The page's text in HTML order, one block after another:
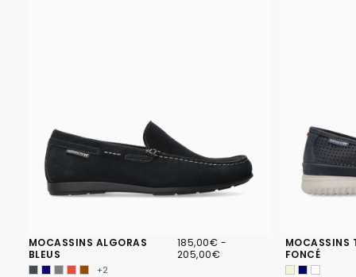
MOCASSINS ALGORAS
BLEUS
185,00€
PRIX
MINIMUM
185,00€ -
205,00€
+2
MOCASSINS
FONCÉ